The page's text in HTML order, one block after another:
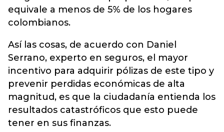
equivale a menos de 5% de los hogares
colombianos.
Así las cosas, de acuerdo con Daniel
Serrano, experto en seguros, el mayor
incentivo para adquirir pólizas de este tipo y
prevenir perdidas económicas de alta
magnitud, es que la ciudadanía entienda los
resultados catastróficos que esto puede
tener en sus finanzas.